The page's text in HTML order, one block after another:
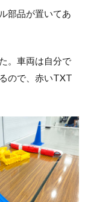
部品が置いてあ
。車両は自分で
ので、赤いTXT